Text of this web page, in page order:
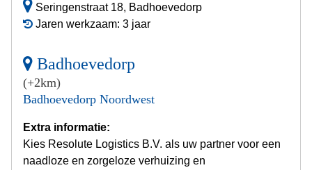
Seringenstraat 18, Badhoevedorp
Jaren werkzaam: 3 jaar
Badhoevedorp
(+2km)
Badhoevedorp Noordwest
Extra informatie:
Kies Resolute Logistics B.V. als uw partner voor een
naadloze en zorgeloze verhuizing en